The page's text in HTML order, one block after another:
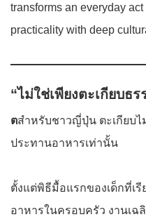
transforms an everyday
practicality with deep
“ไม่ใช่เพียงตะเกียบธร
ตสำหรับชาวญี่ปุ่น ตะเกียบ
ประทานอาหารเท่านั้น
ตั้งแต่พิธีมื้อแรกของเด็กที่เรี
อาหารในครอบครัว งานเ